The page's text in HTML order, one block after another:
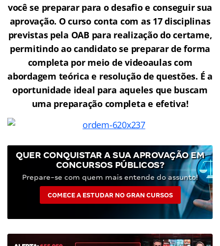
você se preparar para o desafio e conseguir sua
aprovação. O curso conta com as 17 disciplinas
previstas pela OAB para realização do certame,
permitindo ao candidato se preparar de forma
completa por meio de videoaulas com
abordagem teórica e resolução de questões. É a
oportunidade ideal para aqueles que buscam
uma preparação completa e efetiva!
QUER CONQUISTAR A SUA APROVAÇÃO EM
CONCURSOS PÚBLICOS?
Prepare-se com quem mais entende do assunto!
COMECE A ESTUDAR NO GRAN CURSOS